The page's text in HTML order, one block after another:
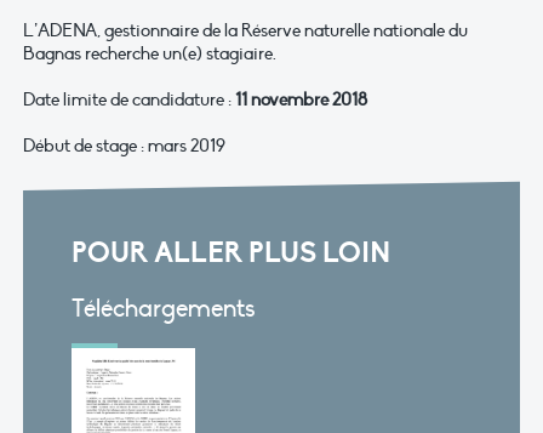
L’ADENA, gestionnaire de la Réserve naturelle nationale du
Bagnas recherche un(e) stagiaire.
Date limite de candidature :11 novembre 2018
Début de stage : mars 2019
POUR ALLER PLUS LOIN
Téléchargements